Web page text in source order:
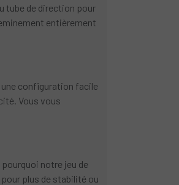
tube de direction pour
entièrement
configuration facile
Vous vous
notre jeu de
plus de stabilité ou